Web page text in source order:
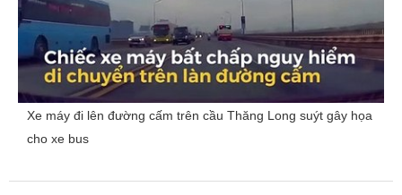
Xe máy đi lên đường cấm trên cầu Thăng Long suýt gây họa
cho xe bus